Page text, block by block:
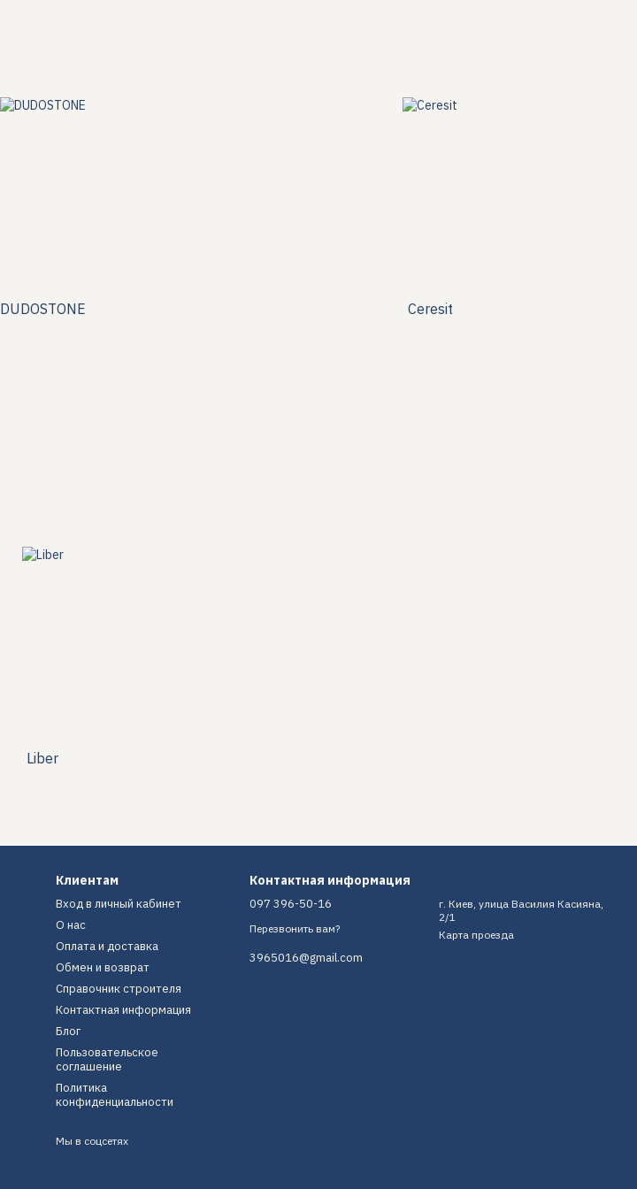
DUDOSTONE Ceresit
Liber
Клиентам
Вход в личный кабинет
О нас
Оплата и доставка
Обмен и возврат
Справочник строителя
Контактная информация
Блог
Пользовательское
соглашение
Политика
конфиденциальности
Мы в соцсетях
Контактная информация
097 396-50-16
Перезвонить вам?
3965016@gmail.com
г. Киев, улица Василия Касияна,
2/1
Карта проезда